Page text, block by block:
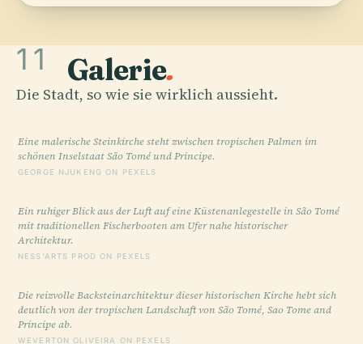
11 Galerie.
Die Stadt, so wie sie wirklich aussieht.
Eine malerische Steinkirche steht zwischen tropischen Palmen im
schönen Inselstaat São Tomé und Principe.
GEORGE NJUKENG ON PEXELS
Ein ruhiger Blick aus der Luft auf eine Küstenanlegestelle in São Tomé
mit traditionellen Fischerbooten am Ufer nahe historischer
Architektur.
NESS'ARTS PROD ON PEXELS
Die reizvolle Backsteinarchitektur dieser historischen Kirche hebt sich
deutlich von der tropischen Landschaft von São Tomé, Sao Tome and
Principe ab.
WEVERTON OLIVEIRA ON PEXELS